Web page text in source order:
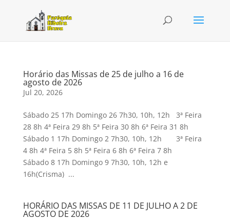
Horário das Missas de 25 de julho a 16 de
agosto de 2026
Jul 20, 2026
Sábado 25 17h Domingo 26 7h30, 10h, 12h 3ª Feira
28 8h 4ª Feira 29 8h 5ª Feira 30 8h 6ª Feira 31 8h
Sábado 1 17h Domingo 2 7h30, 10h, 12h 3ª Feira
4 8h 4ª Feira 5 8h 5ª Feira 6 8h 6ª Feira 7 8h
Sábado 8 17h Domingo 9 7h30, 10h, 12h e
16h(Crisma) ...
HORÁRIO DAS MISSAS DE 11 DE JULHO A 2 DE
AGOSTO DE 2026